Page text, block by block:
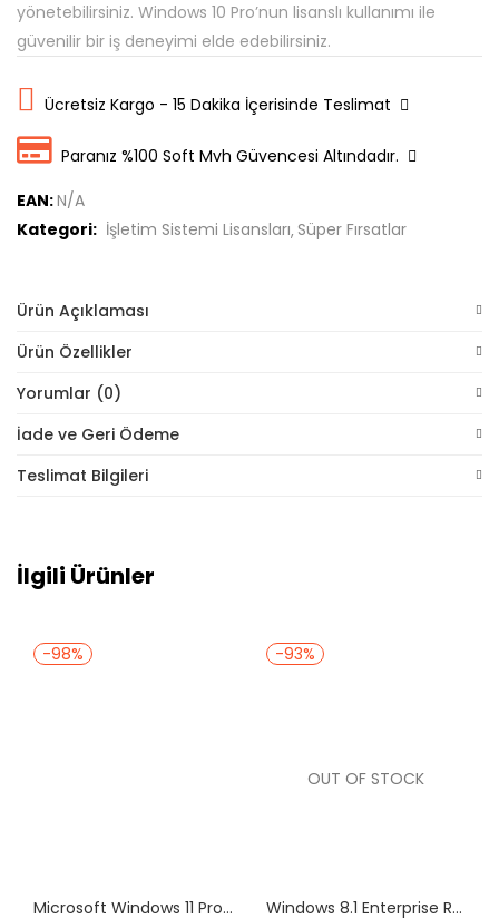
yönetebilirsiniz. Windows 10 Pro’nun lisanslı kullanımı ile
güvenilir bir iş deneyimi elde edebilirsiniz.
Ücretsiz Kargo - 15 Dakika İçerisinde Teslimat
Paranız %100 Soft Mvh Güvencesi Altındadır.
EAN:N/A
Kategori: İşletim Sistemi Lisansları Süper Fırsatlar
Ürün Açıklaması
Ürün Özellikler
Yorumlar (0)
İade ve Geri Ödeme
Teslimat Bilgileri
İlgili Ürünler
-98%
Microsoft Windows 11 Pro Dijital Lisans Anahtarı
-93%
OUT OF STOCK
Windows 8.1 Enterprise Retail Dijital Lisans Anahtarı